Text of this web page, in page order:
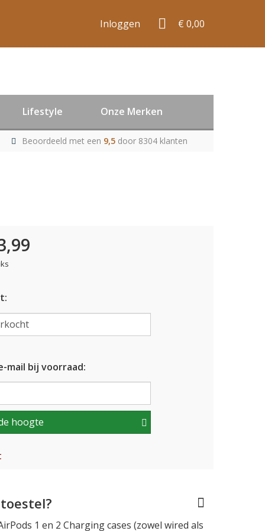
Inloggen € 0,00
Lifestyle Onze Merken
Beoordeeld met een 9,5 door 8304 klanten
mail bij voorraad:
hoogte
1 en 2 Charging cases (zowel wired als